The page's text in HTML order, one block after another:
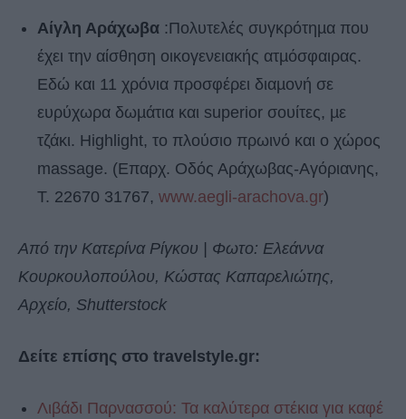
Αίγλη Αράχωβα :Πολυτελές συγκρότηµα που
έχει την αίσθηση οικογενειακής ατµόσφαιρας.
Εδώ και 11 χρόνια προσφέρει διαµονή σε
ευρύχωρα δωµάτια και superior σουίτες, µε
τζάκι. Highlight, το πλούσιο πρωινό και ο χώρος
massage. (Επαρχ. Οδός Αράχωβας-Αγόριανης,
Τ. 22670 31767, www.aegli-arachova.gr)
Από την Κατερίνα Ρίγκου | Φωτο: Ελεάννα
Κουρκουλοπούλου, Κώστας Καπαρελιώτης,
Αρχείο, Shutterstock
Δείτε επίσης στο travelstyle.gr:
Λιβάδι Παρνασσού: Τα καλύτερα στέκια για καφέ